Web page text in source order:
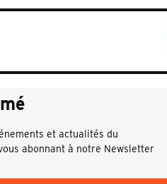
et actualités du
abonnant à notre Newsletter